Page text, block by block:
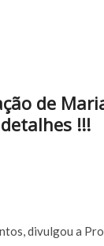
de
!!!
divulgou a